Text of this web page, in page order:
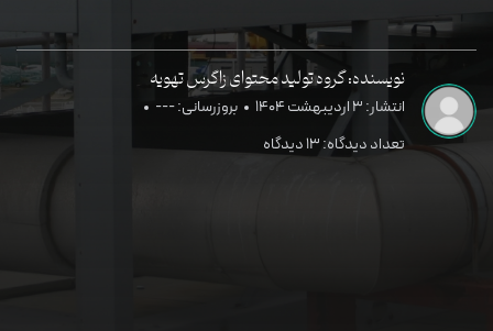
نویسنده: گروه تولید محتوای زاگرس تهویه
انتشار: 3 اردیبهشت 1404
بروزرسانی: ---
تعداد دیدگاه: 13 دیدگاه